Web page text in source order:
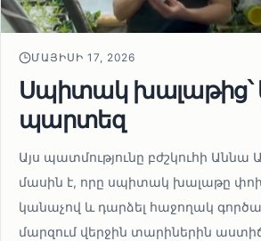
ՄԱՅԻՍԻ 17, 2026
Սպիտակ խալաթից՝
պարտեզ
Այս պատմությունը բժշկուհի Աննա
մասին է, որը սպիտակ խալաթը
կանաչով և դարձել հաջողակ
մարզում վերջին տարիներին